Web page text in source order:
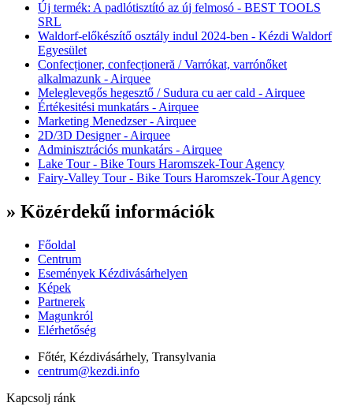
Új termék: A padlótisztító az új felmosó - BEST TOOLS
SRL
Waldorf-előkészítő osztály indul 2024-ben - Kézdi Waldorf
Egyesület
Confecționer, confecționeră / Varrókat, varrónőket
alkalmazunk - Airquee
Meleglevegős hegesztő / Sudura cu aer cald - Airquee
Értékesitési munkatárs - Airquee
Marketing Menedzser - Airquee
2D/3D Designer - Airquee
Adminisztrációs munkatárs - Airquee
Lake Tour - Bike Tours Haromszek-Tour Agency
Fairy-Valley Tour - Bike Tours Haromszek-Tour Agency
» Közérdekű információk
Főoldal
Centrum
Események Kézdivásárhelyen
Képek
Partnerek
Magunkról
Elérhetőség
Főtér, Kézdivásárhely, Transylvania
centrum@kezdi.info
Kapcsolj ránk